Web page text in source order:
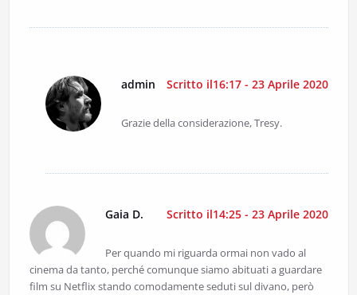
admin Scritto il16:17 - 23 Aprile 2020
Grazie della considerazione, Tresy.
Gaia D. Scritto il14:25 - 23 Aprile 2020
Per quando mi riguarda ormai non vado al
cinema da tanto, perché comunque siamo abituati a guardare
film su Netflix stando comodamente seduti sul divano, però